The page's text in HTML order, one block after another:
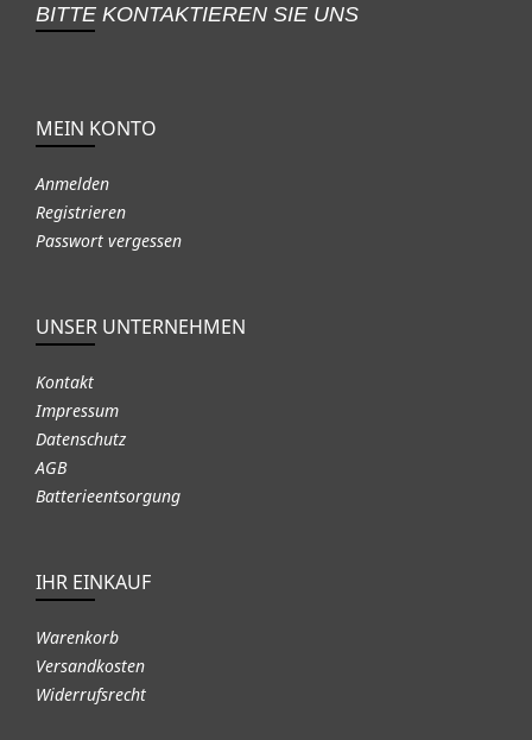
BITTE KONTAKTIEREN SIE UNS
MEIN KONTO
Anmelden
Registrieren
Passwort vergessen
UNSER UNTERNEHMEN
Kontakt
Impressum
Datenschutz
AGB
Batterieentsorgung
IHR EINKAUF
Warenkorb
Versandkosten
Widerrufsrecht